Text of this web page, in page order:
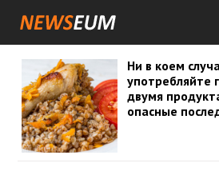
Ни в коем
употребляйте
двумя
опасные